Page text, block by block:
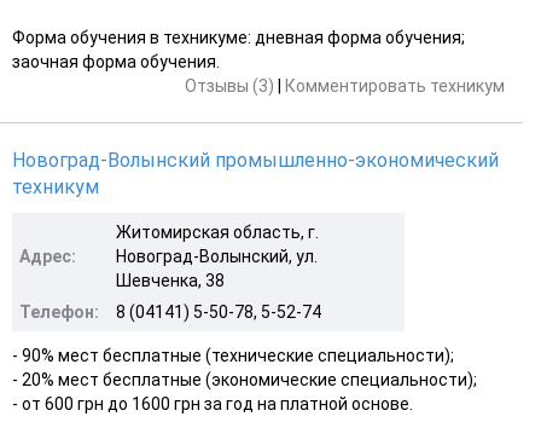
Форма обучения в техникуме: дневная форма обучения;
заочная форма обучения.
Отзывы (3)
Комментировать техникум
Новоград-Волынский промышленно-экономический
техникум
Адрес:
Житомирская область, г.
Новоград-Волынский, ул.
Шевченка, 38
Телефон:
8 (04141) 5-50-78, 5-52-74
- 90% мест бесплатные (технические специальности);
- 20% мест бесплатные (экономические специальности);
- от 600 грн до 1600 грн за год на платной основе.